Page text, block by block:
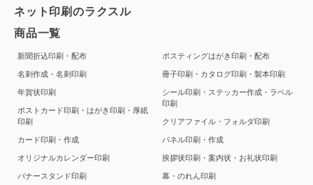
ネット印刷のラクスル
商品一覧
新聞折込印刷・配布
名刺作成・名刺印刷
年賀状印刷
ポストカード印刷・はがき印刷・厚紙
印刷
カード印刷・作成
オリジナルカレンダー印刷
バナースタンド印刷
ポスティングはがき印刷・配布
冊子印刷・カタログ印刷・製本印刷
シール印刷・ステッカー作成・ラベル
印刷
クリアファイル・フォルダ印刷
パネル印刷・作成
挨拶状印刷・案内状・お礼状印刷
幕・のれん印刷